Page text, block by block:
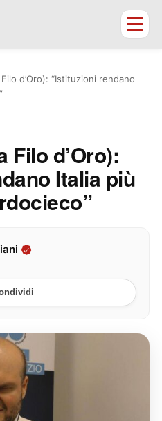
d’Oro): “Istituzioni rendano
Filo d’Oro):
Italia più